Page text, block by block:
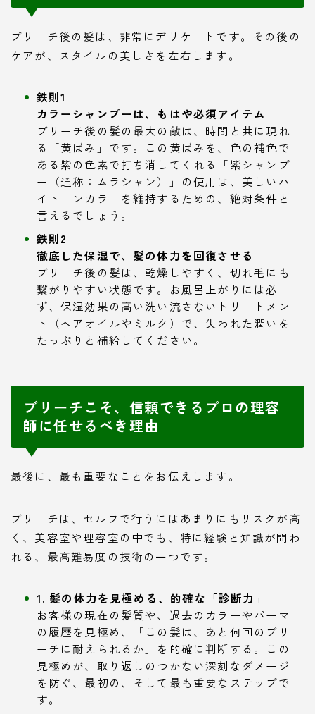
ブリーチ後の髪は、非常にデリケートです。その後の
ケアが、スタイルの美しさを左右します。
鉄則1
カラーシャンプーは、もはや必須アイテム
ブリーチ後の髪の最大の敵は、時間と共に現れ
る「黄ばみ」です。この黄ばみを、色の補色で
ある紫の色素で打ち消してくれる「紫シャンプ
ー（通称：ムラシャン）」の使用は、美しいハ
イトーンカラーを維持するための、絶対条件と
言えるでしょう。
鉄則2
徹底した保湿で、髪の体力を回復させる
ブリーチ後の髪は、乾燥しやすく、切れ毛にも
繋がりやすい状態です。お風呂上がりには必
ず、保湿効果の高い洗い流さないトリートメン
ト（ヘアオイルやミルク）で、失われた潤いを
たっぷりと補給してください。
ブリーチこそ、信頼できるプロの理容
師に任せるべき理由
最後に、最も重要なことをお伝えします。
ブリーチは、セルフで行うにはあまりにもリスクが高
く、美容室や理容室の中でも、特に経験と知識が問わ
れる、最高難易度の技術の一つです。
1. 髪の体力を見極める、的確な「診断力」
お客様の現在の髪質や、過去のカラーやパーマ
の履歴を見極め、「この髪は、あと何回のブリ
ーチに耐えられるか」を的確に判断する。この
見極めが、取り返しのつかない深刻なダメージ
を防ぐ、最初の、そして最も重要なステップで
す。